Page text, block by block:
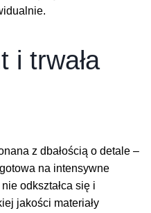
i trwała
z dbałością o detale –
na intensywne
odkształca się i
jakości materiały